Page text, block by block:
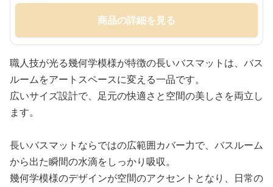
商品の詳細を見る
職人技が光る幾何学模様が特徴の長いバスマットは、バス
ルームをアートスペースに変える一品です。
広いサイズ設計で、足元の快適さと空間の美しさを両立し
ます。
長いバスマットならではの広範囲カバー力で、バスルーム
から出た瞬間の水滴をしっかり吸収。
幾何学模様のデザインが空間のアクセントとなり、日常の